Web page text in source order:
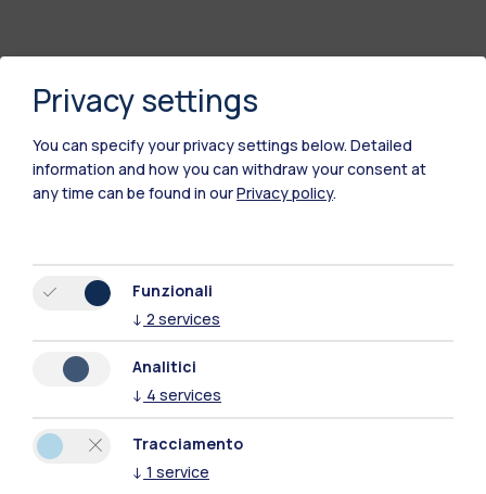
Polimi Community
Tutti i siti dell’ecosistema
Privacy settings
You can specify your privacy settings below. Detailed
information and how you can withdraw your consent at
any time can be found in ourPrivacy policy.
Funzionali
↓ 2 services
Analitici
↓ 4 services
Tracciamento
↓ 1 service